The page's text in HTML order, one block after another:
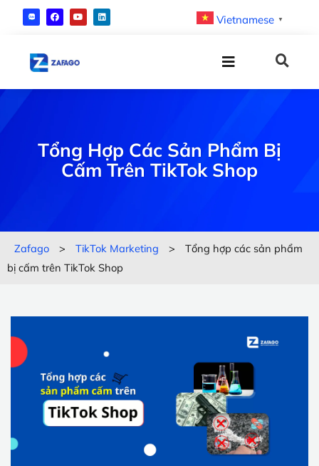
Vietnamese ▼
Tổng Hợp Các Sản Phẩm Bị
Cấm Trên TikTok Shop
Zafago > TikTok Marketing >
Tổng hợp các sản phẩm
bị cấm trên TikTok Shop